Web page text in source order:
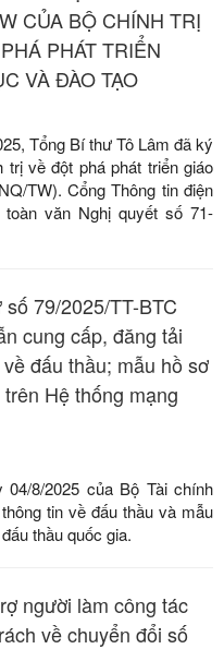
CỦA BỘ CHÍNH TRỊ
PHÁT TRIỂN
VÀ ĐÀO TẠO
Tổng Bí thư Tô Lâm đã ký
về đột phá phát triển giáo
TW). Cổng Thông tin điện
văn Nghị quyết số 71-
79/2025/TT-BTC
cung cấp, đăng tải
đấu thầu; mẫu hồ sơ
Hệ thống mạng
04/8/2025 của Bộ Tài chính
tin về đấu thầu và mẫu
thầu quốc gia.
người làm công tác
về chuyển đổi số